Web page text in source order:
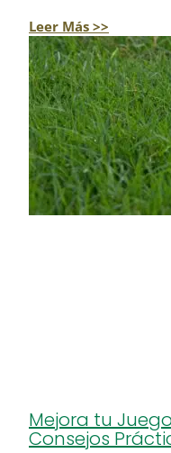
Leer Más >>
Mejora tu
Consejos